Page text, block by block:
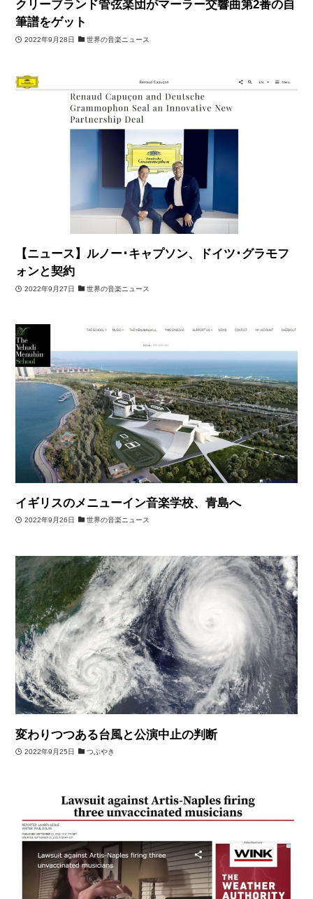
クリーブランド管弦楽団がマーラー交響曲第2番の自
筆譜をゲット
2022年9月28日 世界の音楽ニュース
【ニュース】ルノー･キャプソン、ドイツ･グラモフ
ォンと契約
2022年9月27日 世界の音楽ニュース
イギリスのメニューイン音楽学校、青島へ
2022年9月26日 世界の音楽ニュース
変わりつつある台風と公演中止の判断
2022年9月25日 つぶやき